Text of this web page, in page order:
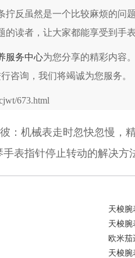
虽然是一个比较麻烦的问题
读者，让大家都能享受到手
服务中心为您分享的精彩内容
咨询，我们将竭诚为您服务。
673.html
：机械表走时忽快忽慢，
表指针停止转动的解决方
天梭腕
天梭腕
欧米茄
天梭腕